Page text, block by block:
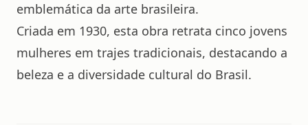
emblemática da arte brasileira.
Criada em 1930, esta obra retrata cinco jovens
mulheres em trajes tradicionais, destacando a
beleza e a diversidade cultural do Brasil.